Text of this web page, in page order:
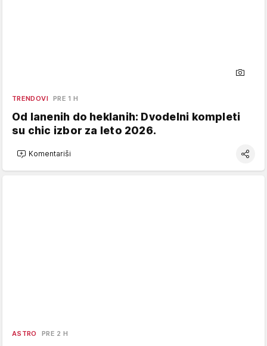
TRENDOVI PRE 1 H
Od lanenih do heklanih: Dvodelni kompleti
su chic izbor za leto 2026.
Komentariši
ASTRO PRE 2 H